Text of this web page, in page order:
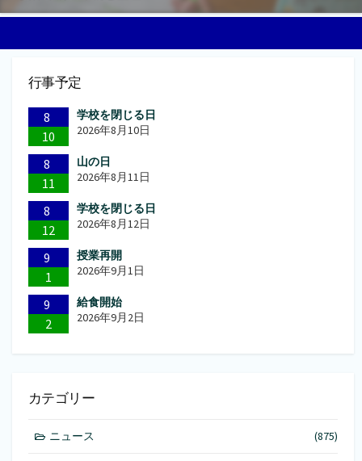
行事予定
8
10
学校を閉じる日
2026年8月10日
8
11
山の日
2026年8月11日
8
12
学校を閉じる日
2026年8月12日
9
1
授業再開
2026年9月1日
9
2
給食開始
2026年9月2日
カテゴリー
ニュース (875)